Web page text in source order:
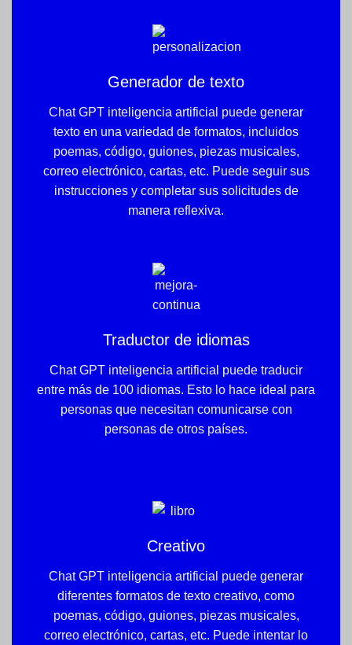
Generador de texto
Chat GPT inteligencia artificial puede generar
texto en una variedad de formatos, incluidos
poemas, código, guiones, piezas musicales,
correo electrónico, cartas, etc. Puede seguir sus
instrucciones y completar sus solicitudes de
manera reflexiva.
Traductor de idiomas
Chat GPT inteligencia artificial puede traducir
entre más de 100 idiomas. Esto lo hace ideal para
personas que necesitan comunicarse con
personas de otros países.
Creativo
Chat GPT inteligencia artificial puede generar
diferentes formatos de texto creativo, como
poemas, código, guiones, piezas musicales,
correo electrónico, cartas, etc. Puede intentar lo